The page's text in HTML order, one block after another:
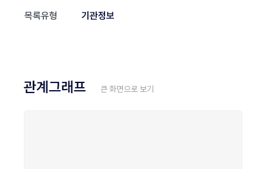
목록유형
기관정보
관계그래프 큰 화면으로 보기